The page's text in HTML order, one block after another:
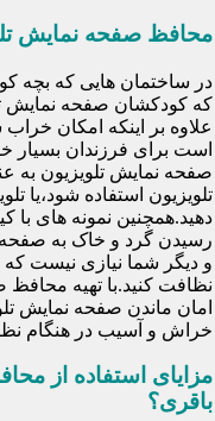
محافظ صفحه نمایش
در ساختمان هایی که بچه
که کودکشان صفحه نمایش
علاوه بر اینکه امکان
است برای فرزندان بسیار
صفحه نمایش تلویزیون
تلویزیون استفاده شود،یا
دهید.همچنین نمونه های با
رسیدن گرد و خاک به صفحه
و دیگر شما نیازی نیست که
نظافت کنید.با تهیه محافظ
امان ماندن صفحه نمایش
خراش و آسیب در هنگام
مزایای استفاده از
باقری؟